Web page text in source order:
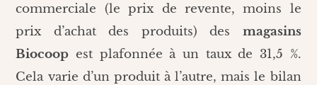
commerciale (le prix de revente, moins le
prix d’achat des produits) des magasins
Biocoop est plafonnée à un taux de 31,5 %.
Cela varie d’un produit à l’autre, mais le bilan